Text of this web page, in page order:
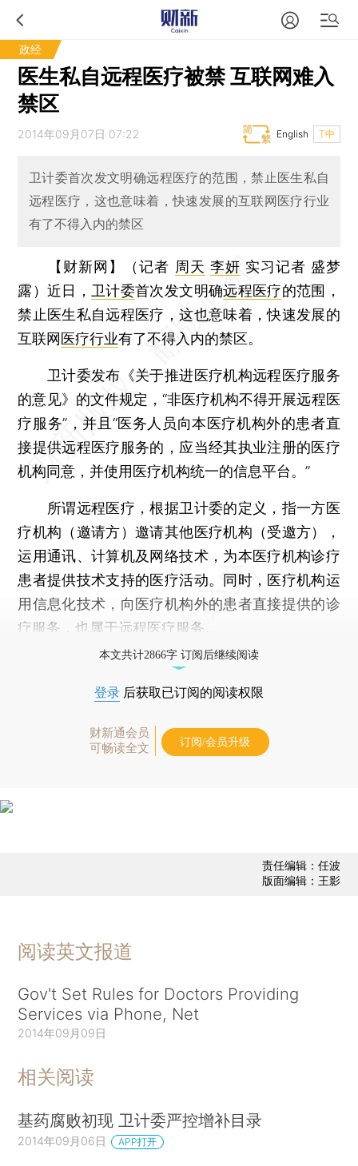
政经
医生私自远程医疗被禁 互联网难入
禁区
2014年09月07日 07:22 T中
English
卫计委首次发文明确远程医疗的范围，禁止医生私自
远程医疗，这也意味着，快速发展的互联网医疗行业
有了不得入内的禁区
【财新网】（记者 周天 李妍 实习记者 盛梦
露）近日， 卫计委首次发文明确远程医疗的范围，
禁止医生私自远程医疗，这也意味着，快速发展的
互联网 医疗行业有了不得入内的禁区。
卫计委发布《关于推进医疗机构远程医疗服务
的意见》的文件规定，“非医疗机构不得开展远程医
疗服务”，并且“医务人员向本医疗机构外的患者直
接提供远程医疗服务的，应当经其执业注册的医疗
机构同意，并使用医疗机构统一的信息平台。”
所谓远程医疗，根据卫计委的定义，指一方医
疗机构（邀请方）邀请其他医疗机构（受邀方），
运用通讯、计算机及网络技术，为本医疗机构诊疗
患者提供技术支持的医疗活动。同时，医疗机构运
用信息化技术，向医疗机构外的患者直接提供的诊
疗服务，也属于远程医疗服务。
本文共计2866字 订阅后继续阅读
登录 后获取已订阅的阅读权限
财新通会员
可畅读全文
订阅/会员升级
责任编辑：任波
版面编辑：王影
阅读英文报道
Gov't Set Rules for Doctors Providing
Services via Phone, Net
2014年09月09日
相关阅读
基药腐败初现 卫计委严控增补目录
2014年09月06日 APP打开